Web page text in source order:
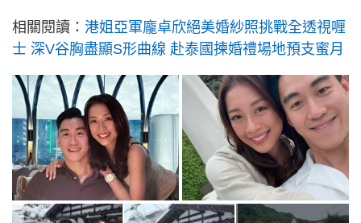
相關閱讀： 港姐亞軍龐卓欣絕美婚紗照挑戰全透視喱
士 深V谷胸盡顯S形曲線 赴泰國揀婚禮場地預支蜜月